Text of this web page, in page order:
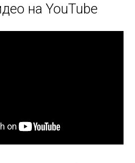
на YouTube